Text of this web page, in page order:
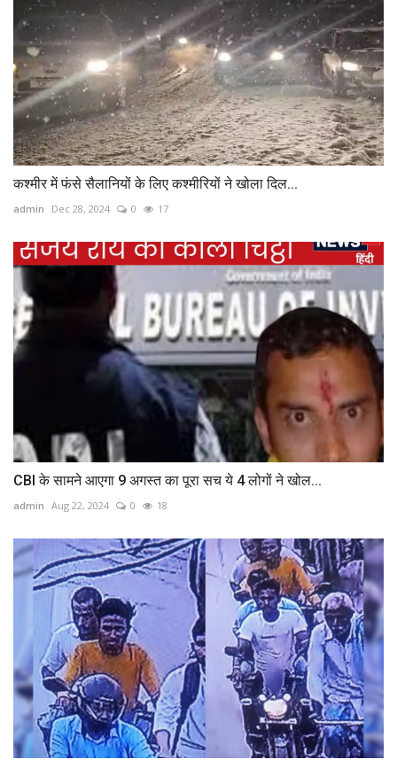
कश्मीर में फंसे सैलानियों के लिए कश्मीरियों ने खोला दिल...
admin Dec 28, 2024 0 17
CBI के सामने आएगा 9 अगस्‍त का पूरा सच ये 4 लोगों ने खोल...
admin Aug 22, 2024 0 18